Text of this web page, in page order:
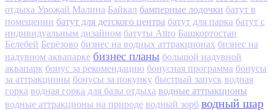
отдыха Урожай Малина Байкал бамперные лодочки батут в
помещении батут для детского центра батут для парка батут с
индивидуальным дизайном батуты Attro Башкортостан
Белебей Берёзово бизнес на водных аттракционах бизнес на
надувном аквапарке бизнес планы большой надувной
аквапарк бонус за рекомендацию бонусная программа бонусы
за аттракционы бонусы за покупку быстрый запуск водная
горка водная горка для базы отдыха водные аттракционы
водные аттракционы на природе водный зорб водный шар